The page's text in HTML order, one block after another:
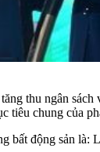
thu ngân
tiêu chung của
động sản